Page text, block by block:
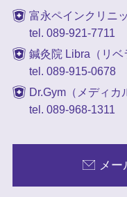
富永ペインクリニ
tel. 089-921-7711
鍼灸院 Libra（リベ
tel. 089-915-0678
Dr.Gym（メディカ
tel. 089-968-1311
メ